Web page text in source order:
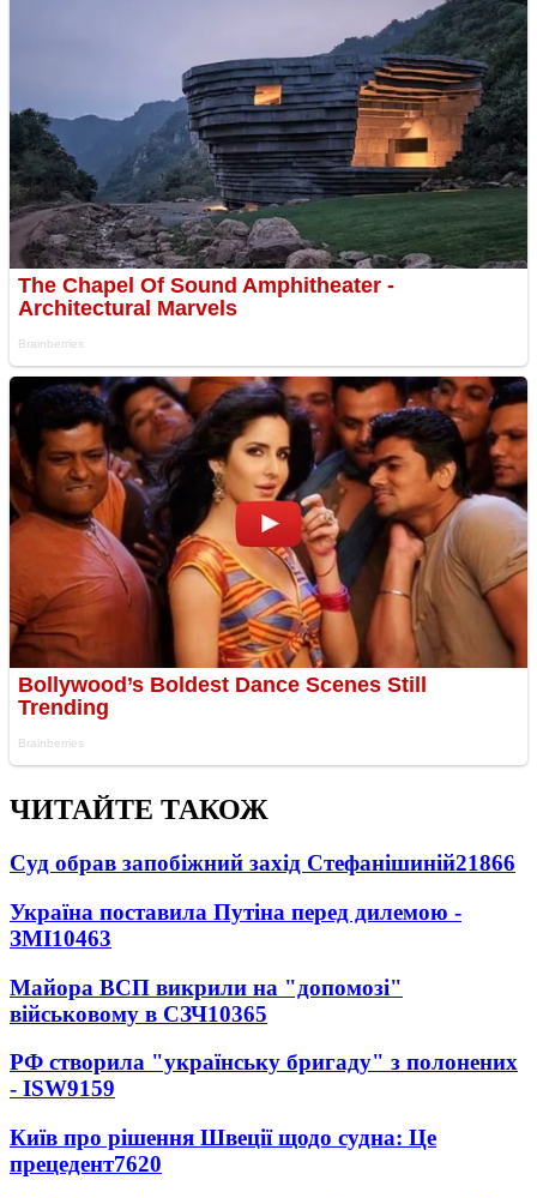
ЧИТАЙТЕ ТАКОЖ
Суд обрав запобіжний захід Стефанішиній21866
Україна поставила Путіна перед дилемою -
ЗМІ10463
Майора ВСП викрили на "допомозі"
військовому в СЗЧ10365
РФ створила "українську бригаду" з полонених
- ISW9159
Київ про рішення Швеції щодо судна: Це
прецедент7620